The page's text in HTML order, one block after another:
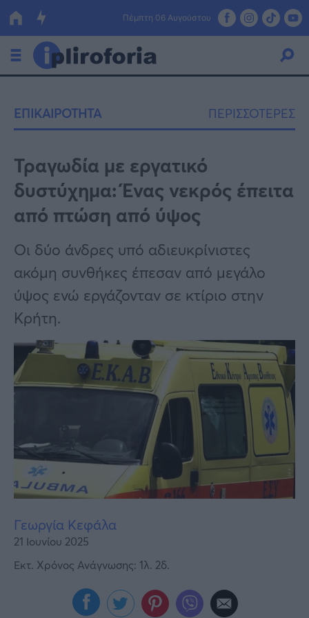
Πέμπτη 06 Αυγούστου
Οικονομία
Πολιτική
Τράπεζες
Επιδοτήσεις
ΕΣΠΑ
Κόσμος
Lifestyle
Αθλητικά
Υγεία
Γυναίκα
Καιρός
ΕΠΙΚΑΙΡΟΤΗΤΑ ΠΕΡΙΣΣΟΤΕΡΕΣ
Τραγωδία με εργατικό
δυστύχημα: Ένας νεκρός έπειτα
από πτώση από ύψος
Οι δύο άνδρες υπό αδιευκρίνιστες
ακόμη συνθήκες έπεσαν από μεγάλο
ύψος ενώ εργάζονταν σε κτίριο στην
Κρήτη.
Γεωργία Κεφάλα
21 Ιουνίου 2025
Εκτ. Χρόνος Ανάγνωσης: 1λ. 2δ.